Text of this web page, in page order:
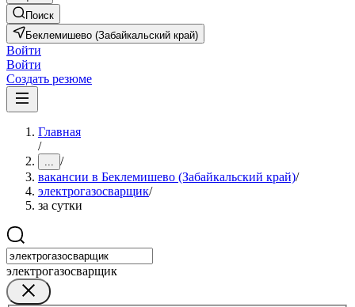
Поиск
Беклемишево (Забайкальский край)
Войти
Войти
Создать резюме
Главная
/
... /
вакансии в Беклемишево (Забайкальский край)/
электрогазосварщик/
за сутки
электрогазосварщик